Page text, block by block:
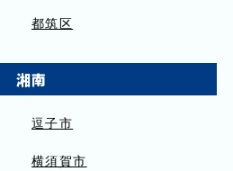
都筑区
湘南
逗子市
横須賀市